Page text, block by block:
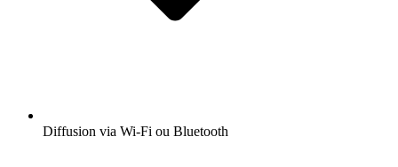
Diffusion via Wi-Fi ou Bluetooth